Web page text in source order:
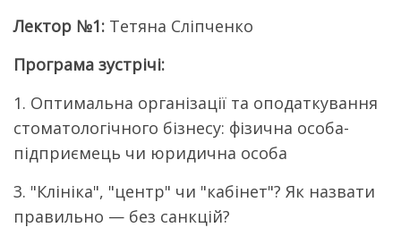
Лектор №1: Тетяна Сліпченко
Програма зустрічі:
1. Оптимальна організації та оподаткування
стоматологічного бізнесу: фізична особа-
підприємець чи юридична особа
3. "Клініка", "центр" чи "кабінет"? Як назвати
правильно — без санкцій?